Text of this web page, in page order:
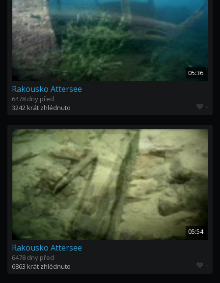
05:36
Rakousko Attersee
6478 dny před
3242 krát zhlédnuto
-
05:54
Rakousko Attersee
6478 dny před
6863 krát zhlédnuto
-